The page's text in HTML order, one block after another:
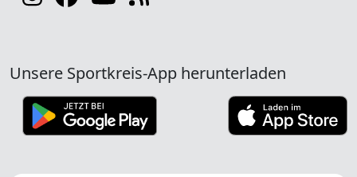
Unsere Sportkreis-App herunterladen